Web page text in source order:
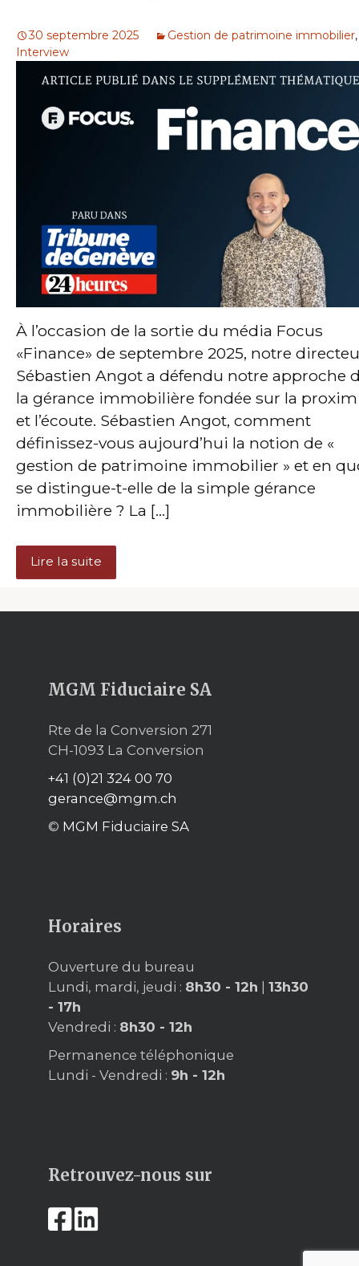
30 septembre 2025 Gestion de patrimoine immobilier,
Interview
À l’occasion de la sortie du média Focus
«Finance» de septembre 2025, notre
Sébastien Angot a défendu notre approche
la gérance immobilière fondée sur la
et l’écoute. Sébastien Angot, comment
définissez-vous aujourd’hui la notion de «
gestion de patrimoine immobilier » et en
se distingue-t-elle de la simple gérance
immobilière ? La […]
Lire la suite
MGM Fiduciaire SA
Rte de la Conversion 271
CH-1093 La Conversion
+41 (0)21 324 00 70
gerance@mgm.ch
© MGM Fiduciaire SA
Horaires
Ouverture du bureau
Lundi, mardi, jeudi : 8h30 - 12h | 13h30
- 17h
Vendredi : 8h30 - 12h
Permanence téléphonique
Lundi - Vendredi : 9h - 12h
Retrouvez-nous sur